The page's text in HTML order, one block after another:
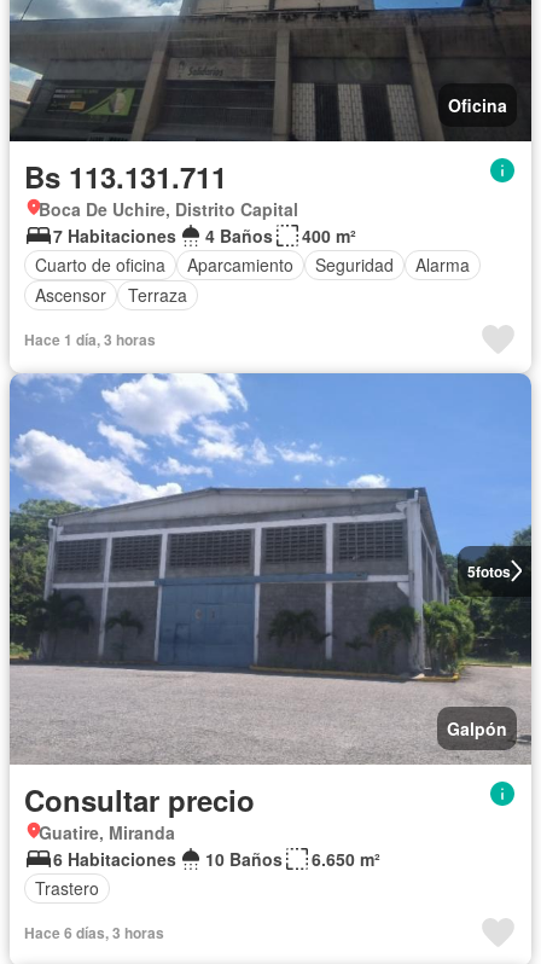
Oficina
Bs 113.131.711
Boca De Uchire, Distrito Capital
7 Habitaciones
4 Baños
400 m²
Cuarto de oficina
Aparcamiento Seguridad
Alarma
Ascensor
Terraza
Hace 1 día, 3 horas
5fotos
Galpón
Consultar precio
Guatire, Miranda
6 Habitaciones
10 Baños
6.650 m²
Trastero
Hace 6 días, 3 horas